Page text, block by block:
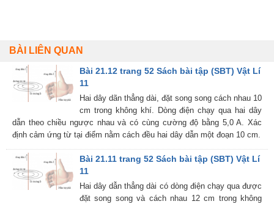
BÀI LIÊN QUAN
Bài 21.12 trang 52 Sách bài tập (SBT) Vật Lí
11
Hai dây dãn thẳng dài, đặt song song cách nhau 10
cm trong không khí. Dòng điện chạy qua hai dây
dẫn theo chiều ngược nhau và có cùng cường độ bằng 5,0 A. Xác
định cảm ứng từ tại điểm nằm cách đều hai dây dẫn một đoạn 10 cm.
Bài 21.11 trang 52 Sách bài tập (SBT) Vật Lí
11
Hai dây dẫn thẳng dài có dòng điện chạy qua được
đặt song song và cách nhau 12 cm trong không